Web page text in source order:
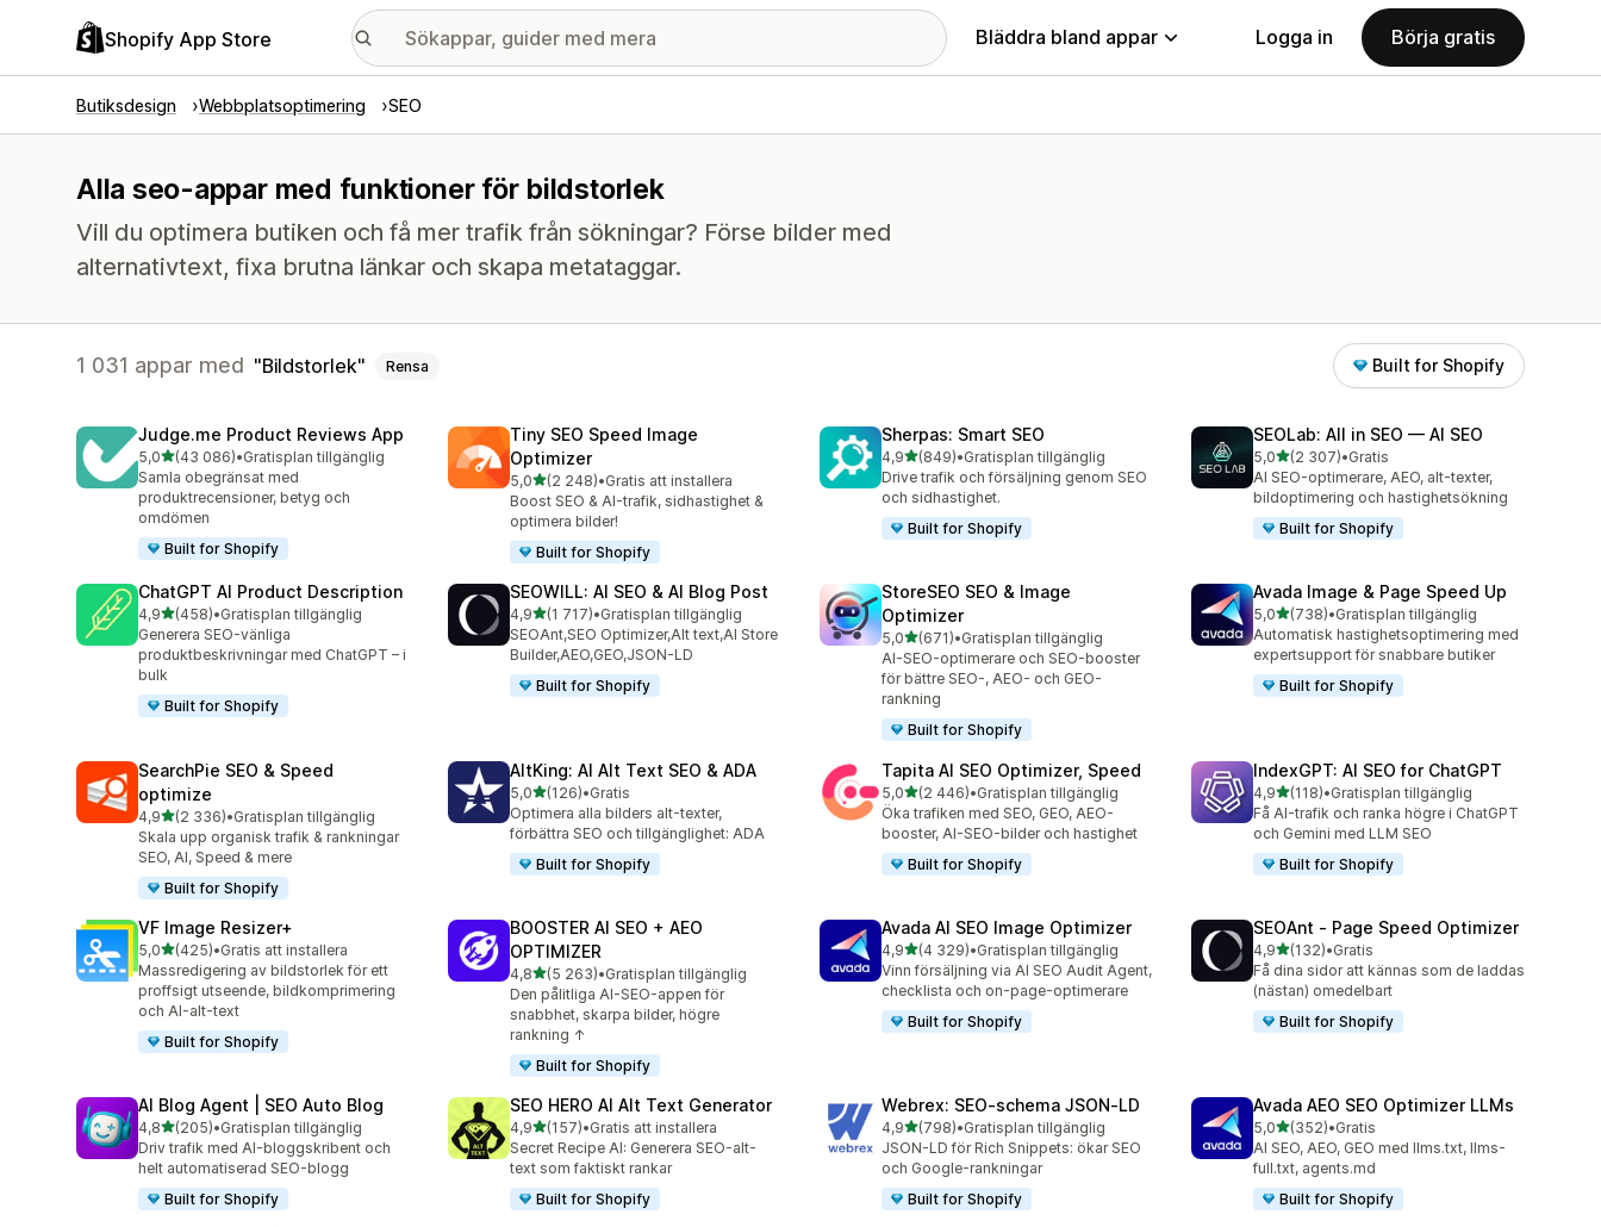
Shopify App Store Bläddra bland appar Logga in Börja gratis
Butiksdesign Webbplatsoptimering SEO
Alla seo-appar med funktioner för bildstorlek
Vill du optimera butiken och få mer trafik från sökningar? Förse bilder med
alternativtext, fixa brutna länkar och skapa metataggar.
1 031 appar med Bildstorlek Rensa Built for Shopify
Judge.me Product Reviews App
5,0av 5 stjärnor
(43 086)
43086 recensioner totalt
•Gratisplan tillgänglig
Samla obegränsat med
produktrecensioner, betyg och
omdömen
Built for Shopify
Tiny SEO Speed Image
Optimizer
5,0av 5 stjärnor
(2 248)
2248 recensioner totalt
•Gratis att installera
Boost SEO & AI-trafik, sidhastighet &
optimera bilder!
Built for Shopify
Sherpas: Smart SEO
4,9av 5 stjärnor
(849)
849 recensioner totalt
•Gratisplan tillgänglig
Drive trafik och försäljning genom SEO
och sidhastighet.
Built for Shopify
SEOLab: All in SEO — AI SEO
5,0av 5 stjärnor
(2 307)
2307 recensioner totalt
•Gratis
AI SEO-optimerare, AEO, alt-texter,
bildoptimering och hastighetsökning
Built for Shopify
ChatGPT AI Product Description
4,9av 5 stjärnor
(458)
458 recensioner totalt
•Gratisplan tillgänglig
Generera SEO-vänliga
produktbeskrivningar med ChatGPT – i
bulk
Built for Shopify
SEOWILL: AI SEO & AI Blog Post
4,9av 5 stjärnor
(1 717)
1717 recensioner totalt
•Gratisplan tillgänglig
SEOAnt,SEO Optimizer,Alt text,AI Store
Builder,AEO,GEO,JSON-LD
Built for Shopify
StoreSEO SEO & Image
Optimizer
5,0av 5 stjärnor
(671)
671 recensioner totalt
•Gratisplan tillgänglig
AI-SEO-optimerare och SEO-booster
för bättre SEO-, AEO- och GEO-
rankning
Built for Shopify
Avada Image & Page Speed Up
5,0av 5 stjärnor
(738)
738 recensioner totalt
•Gratisplan tillgänglig
Automatisk hastighetsoptimering med
expertsupport för snabbare butiker
Built for Shopify
SearchPie SEO & Speed
optimize
4,9av 5 stjärnor
(2 336)
2336 recensioner totalt
•Gratisplan tillgänglig
Skala upp organisk trafik & rankningar
SEO, AI, Speed & mere
Built for Shopify
AltKing: AI Alt Text SEO & ADA
5,0av 5 stjärnor
(126)
126 recensioner totalt
•Gratis
Optimera alla bilders alt-texter,
förbättra SEO och tillgänglighet: ADA
Built for Shopify
Tapita AI SEO Optimizer, Speed
5,0av 5 stjärnor
(2 446)
2446 recensioner totalt
•Gratisplan tillgänglig
Öka trafiken med SEO, GEO, AEO-
booster, AI-SEO-bilder och hastighet
Built for Shopify
IndexGPT: AI SEO for ChatGPT
4,9av 5 stjärnor
(118)
118 recensioner totalt
•Gratisplan tillgänglig
Få AI-trafik och ranka högre i ChatGPT
och Gemini med LLM SEO
Built for Shopify
VF Image Resizer+
5,0av 5 stjärnor
(425)
425 recensioner totalt
•Gratis att installera
Massredigering av bildstorlek för ett
proffsigt utseende, bildkomprimering
och AI-alt-text
Built for Shopify
BOOSTER AI SEO + AEO
OPTIMIZER
4,8av 5 stjärnor
(5 263)
5263 recensioner totalt
•Gratisplan tillgänglig
Den pålitliga AI-SEO-appen för
snabbhet, skarpa bilder, högre
rankning ↑
Built for Shopify
Avada AI SEO Image Optimizer
4,9av 5 stjärnor
(4 329)
4329 recensioner totalt
•Gratisplan tillgänglig
Vinn försäljning via AI SEO Audit Agent,
checklista och on-page-optimerare
Built for Shopify
SEOAnt ‑ Page Speed Optimizer
4,9av 5 stjärnor
(132)
132 recensioner totalt
•Gratis
Få dina sidor att kännas som de laddas
(nästan) omedelbart
Built for Shopify
AI Blog Agent | SEO Auto Blog
4,8av 5 stjärnor
(205)
205 recensioner totalt
•Gratisplan tillgänglig
Driv trafik med AI-bloggskribent och
helt automatiserad SEO-blogg
Built for Shopify
SEO HERO AI Alt Text Generator
4,9av 5 stjärnor
(157)
157 recensioner totalt
•Gratis att installera
Secret Recipe AI: Generera SEO-alt-
text som faktiskt rankar
Built for Shopify
Webrex: SEO‑schema JSON‑LD
4,9av 5 stjärnor
(798)
798 recensioner totalt
•Gratisplan tillgänglig
JSON-LD för Rich Snippets: ökar SEO
och Google-rankningar
Built for Shopify
Avada AEO SEO Optimizer LLMs
5,0av 5 stjärnor
(352)
352 recensioner totalt
•Gratis
AI SEO, AEO, GEO med llms.txt, llms-
full.txt, agents.md
Built for Shopify